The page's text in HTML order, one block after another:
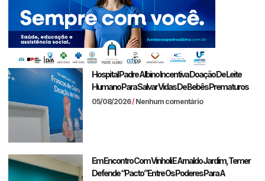
Hospital Padre Albino Incentiva Doação De Leite
Humano Para Salvar Vidas De Bebês Prematuros
05/08/2026 Nenhum comentário
Em Encontro Com Vinholi E Arnaldo Jardim, Temer
Defende “pacto” Entre Os Poderes Para A